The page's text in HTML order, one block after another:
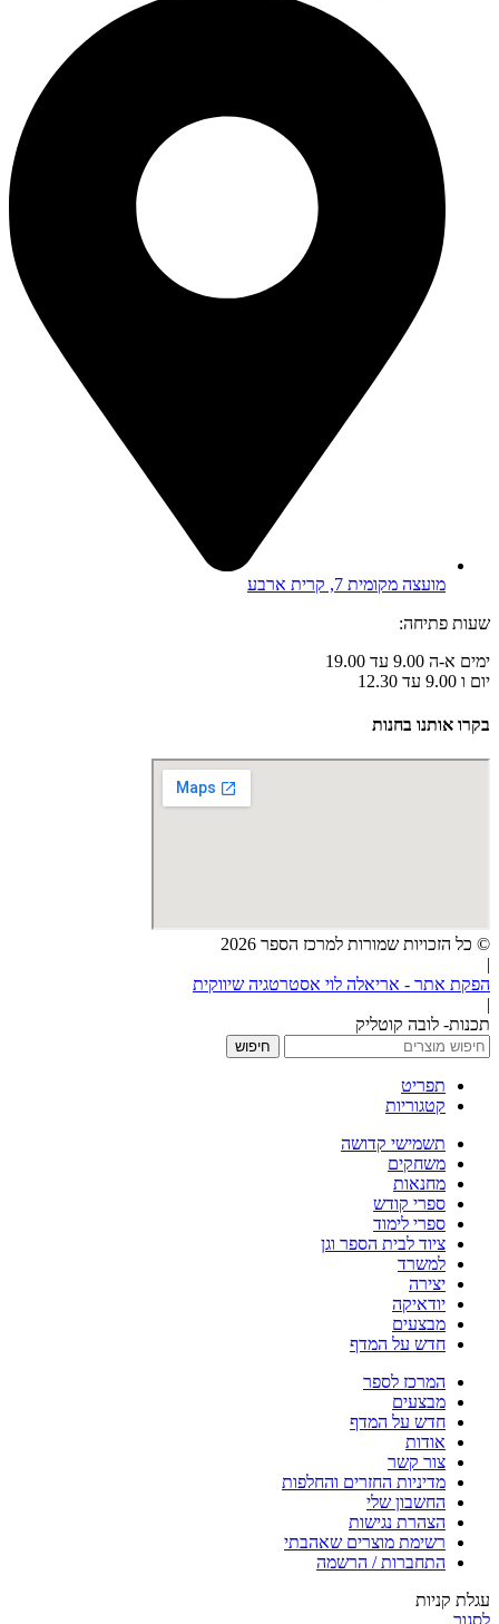
מועצה מקומית 7, קרית ארבע
שעות פתיחה:
ימים א-ה 9.00 עד 19.00
יום ו 9.00 עד 12.30
בקרו אותנו בחנות
© כל הזכויות שמורות למרכז הספר 2026
|
הפקת אתר - אריאלה לוי אסטרטגיה שיווקית
|
תכנות- לובה קוטליק
חיפוש
תפריט
קטגוריות
תשמישי קדושה
משחקים
מחנאות
ספרי קודש
ספרי לימוד
ציוד לבית הספר וגן
למשרד
יצירה
יודאיקה
מבצעים
חדש על המדף
המרכז לספר
מבצעים
חדש על המדף
אודות
צור קשר
מדיניות החזרים והחלפות
החשבון שלי
הצהרת נגישות
רשימת מוצרים שאהבתי
התחברות / הרשמה
עגלת קניות
לסגור